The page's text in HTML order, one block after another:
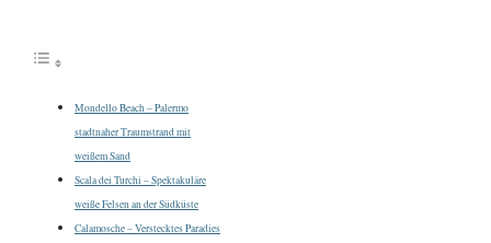
Mondello Beach – Palermo
stadtnaher Traumstrand mit
weißem Sand
Scala dei Turchi – Spektakuläre
weiße Felsen an der Südküste
Calamosche – Verstecktes Paradies